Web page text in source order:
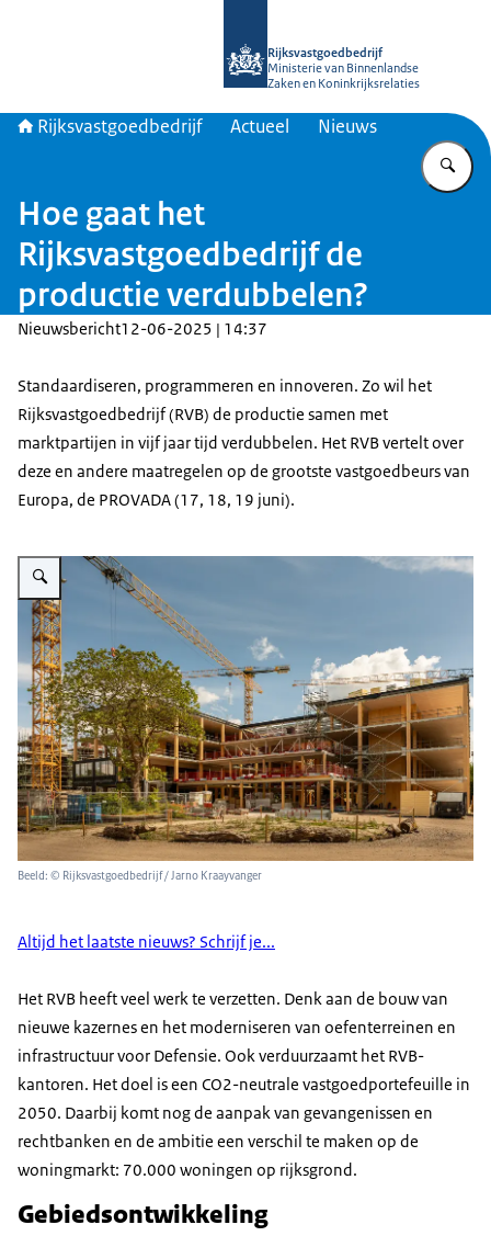
Rijksvastgoedbedrijf
Ministerie van Binnenlandse
Zaken en Koninkrijksrelaties
Rijksvastgoedbedrijf Actueel Nieuws
Hoe gaat het
Rijksvastgoedbedrijf de
productie verdubbelen?
Nieuwsbericht12-06-2025 | 14:37
Standaardiseren, programmeren en innoveren. Zo wil het
Rijksvastgoedbedrijf (RVB) de productie samen met
marktpartijen in vijf jaar tijd verdubbelen. Het RVB vertelt over
deze en andere maatregelen op de grootste vastgoedbeurs van
Europa, de PROVADA (17, 18, 19 juni).
Vergroot afbeelding Mandemaat 3
Beeld: © Rijksvastgoedbedrijf / Jarno Kraayvanger
Altijd het laatste nieuws? Schrijf je...
Het RVB heeft veel werk te verzetten. Denk aan de bouw van
nieuwe kazernes en het moderniseren van oefenterreinen en
infrastructuur voor Defensie. Ook verduurzaamt het RVB-
kantoren. Het doel is een CO2-neutrale vastgoedportefeuille in
2050. Daarbij komt nog de aanpak van gevangenissen en
rechtbanken en de ambitie een verschil te maken op de
woningmarkt: 70.000 woningen op rijksgrond.
Gebiedsontwikkeling